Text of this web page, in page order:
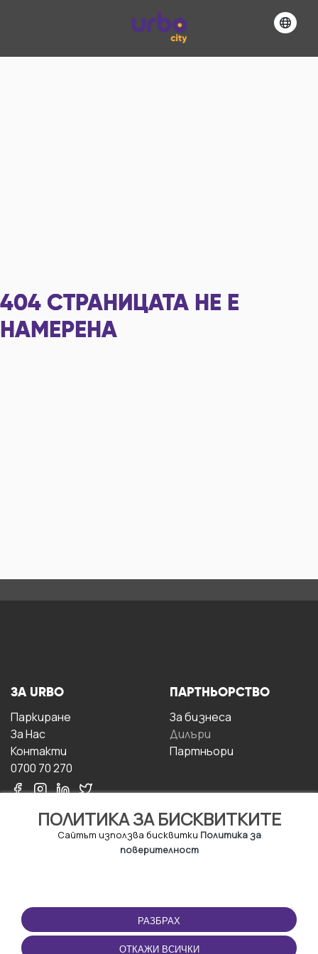
404 СТРАНИЦАТА НЕ Е
НАМЕРЕНА
ПОЛИТИКА ЗА БИСКВИТКИТЕ
Сайтът използва бисквитки Политика за
поверителност
РАЗБРАХ
ОТКАЖИ ВСИЧКИ
ЗА URBO
Паркиране
За Hас
Контакти
0700 70 270
ПАРТНЬОРСТВО
За бизнесa
Дилъри
Партньори
ПОЛЗВАНЕ
Правила и условия за
ползване
ПРИЛОЖЕНИЕТО